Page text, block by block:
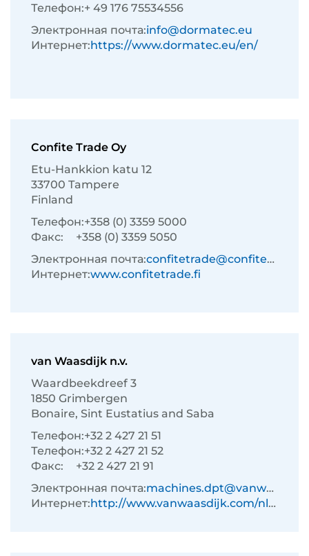
Телефон:+ 49 176 75534556
Электронная почта:info@dormatec.eu
Интернет:https://www.dormatec.eu/en/
Confite Trade Oy
Etu-Hankkion katu 12
33700 Tampere
Finland
Телефон:+358 (0) 3359 5000
Факс:
+358 (0) 3359 5050
Электронная почта:confitetrade@confitetrade.fi
Интернет:www.confitetrade.fi
van Waasdijk n.v.
Waardbeekdreef 3
1850 Grimbergen
Bonaire, Sint Eustatius and Saba
Телефон:+32 2 427 21 51
Телефон:+32 2 427 21 52
Факс:
+32 2 427 21 91
Электронная почта:machines.dpt@vanwaasdijk.com
Интернет:http://www.vanwaasdijk.com/nl/233/